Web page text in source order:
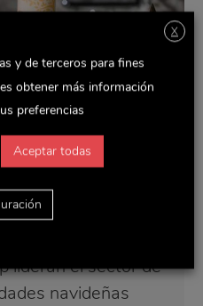
lideran el sector de
navideñas
X
y de terceros para fines
obtener más información
preferencias
Aceptar todas